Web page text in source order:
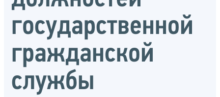
государственной
гражданской
службы